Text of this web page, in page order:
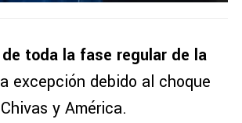
toda la fase regular de la
excepción debido al choque
y América.